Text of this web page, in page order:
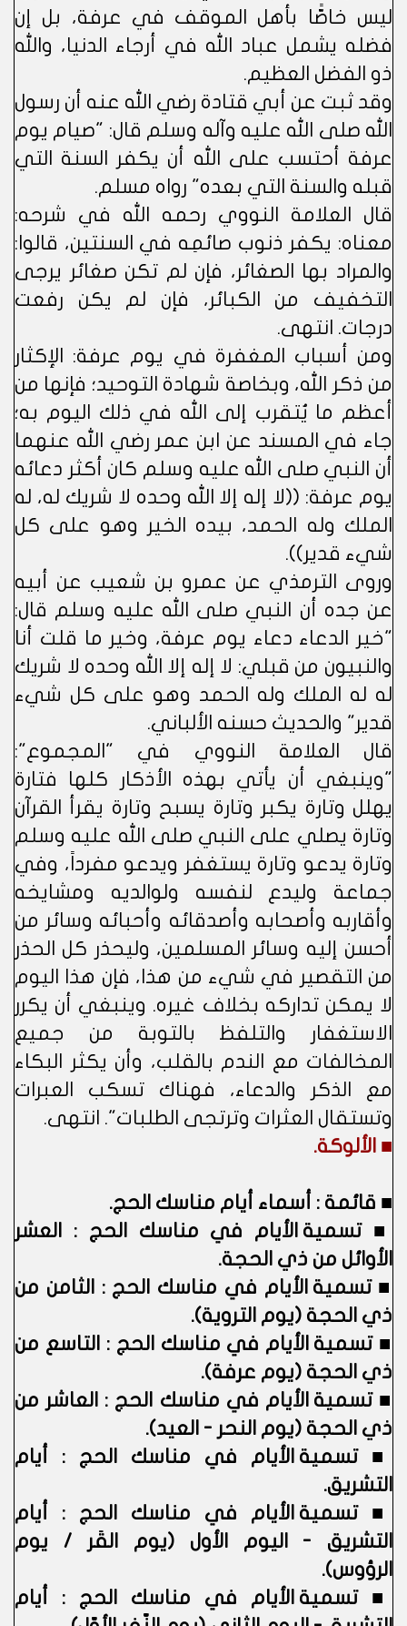
ليس خاصًّا بأهل الموقف في عرفة، بل إن
فضله يشمل عباد الله في أرجاء الدنيا، والله
ذو الفضل العظيم.
وقد ثبت عن أبي قتادة رضي الله عنه أن رسول
الله صلى الله عليه وآله وسلم قال: "صيام يوم
عرفة أحتسب على الله أن يكفر السنة التي
قبله والسنة التي بعده" رواه مسلم.
قال العلامة النووي رحمه الله في شرحه:
معناه: يكفر ذنوب صائمِه في السنتين، قالوا:
والمراد بها الصغائر، فإن لم تكن صغائر يرجى
التخفيف من الكبائر، فإن لم يكن رفعت
درجات. انتهى.
ومن أسباب المغفرة في يوم عرفة: الإكثار
من ذكر الله، وبخاصة شهادة التوحيد؛ فإنها من
أعظم ما يُتقرب إلى الله في ذلك اليوم به؛
جاء في المسند عن ابن عمر رضي الله عنهما
أن النبي صلى الله عليه وسلم كان أكثر دعائه
يوم عرفة: ((لا إله إلا الله وحده لا شريك له، له
الملك وله الحمد، بيده الخير وهو على كل
شيء قدير)).
وروى الترمذي عن عمرو بن شعيب عن أبيه
عن جده أن النبي صلى الله عليه وسلم قال:
"خير الدعاء دعاء يوم عرفة، وخير ما قلت أنا
والنبيون من قبلي: لا إله إلا الله وحده لا شريك
له له الملك وله الحمد وهو على كل شيء
قدير" والحديث حسنه الألباني.
قال العلامة النووي في "المجموع":
"وينبغي أن يأتي بهذه الأذكار كلها فتارة
يهلل وتارة يكبر وتارة يسبح وتارة يقرأ القرآن
وتارة يصلي على النبي صلى الله عليه وسلم
وتارة يدعو وتارة يستغفر ويدعو مفرداً، وفي
جماعة وليدع لنفسه ولوالديه ومشايخه
وأقاربه وأصحابه وأصدقائه وأحبائه وسائر من
أحسن إليه وسائر المسلمين، وليحذر كل الحذر
من التقصير في شيء من هذا، فإن هذا اليوم
لا يمكن تداركه بخلاف غيره. وينبغي أن يكرر
الاستغفار والتلفظ بالتوبة من جميع
المخالفات مع الندم بالقلب، وأن يكثر البكاء
مع الذكر والدعاء، فهناك تسكب العبرات
وتستقال العثرات وترتجى الطلبات". انتهى.
■ الألوكة.
■ قائمة : أسماء أيام مناسك الحج.
■تسمية الأيام في مناسك الحج : العشر
الأوائل من ذي الحجة.
■تسمية الأيام في مناسك الحج : الثامن من
ذي الحجة (يوم التروية).
■تسمية الأيام في مناسك الحج : التاسع من
ذي الحجة (يوم عرفة).
■تسمية الأيام في مناسك الحج : العاشر من
ذي الحجة (يوم النحر - العيد).
■تسمية الأيام في مناسك الحج : أيام
التشريق.
■تسمية الأيام في مناسك الحج : أيام
التشريق - اليوم الأول (يوم القَر / يوم
الرؤوس).
■تسمية الأيام في مناسك الحج : أيام